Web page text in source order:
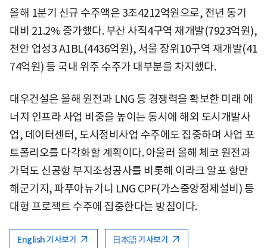
올해 1분기 신규 수주액은 3조4212억원으로, 전년 동기
대비 21.2% 증가했다. 부산 사직4구역 재개발(7923억원),
천안 업성3 A1BL(4436억원), 서울 장위10구역 재개발(41
74억원) 등 국내 위주 수주가 대부분을 차지했다.
대우건설은 올해 원전과 LNG 등 경쟁력을 확보한 미래 에
너지 인프라 사업 비중을 높이는 동시에 해외 도시개발사
업, 데이터센터, 도시정비사업 수주에도 집중하며 사업 포
트폴리오를 다각화할 계획이다. 아울러 올해 체코 원전과
가덕도 신공항 부지조성공사를 비롯해 이라크 알포 항만
해군기지, 파푸아뉴기니 LNG CPF(가스중앙정제설비) 등
대형 프로젝트 수주에 집중한다는 방침이다.
English 기사보기 日本語 기사보기